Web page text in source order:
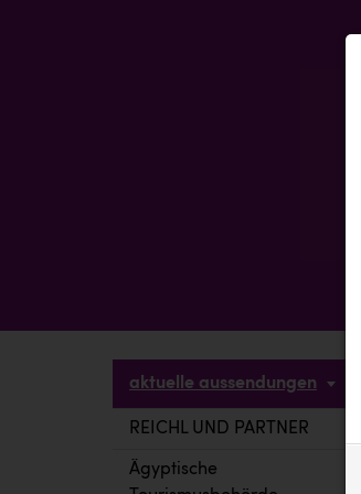
aktuelle aussendungen
REICHL UND PARTNER
Ägyptische